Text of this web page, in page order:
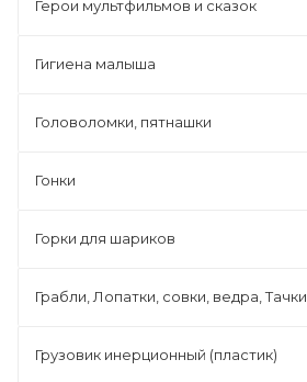
Герои мультфильмов и сказок
Гигиена малыша
Головоломки, пятнашки
Гонки
Горки для шариков
Грабли, Лопатки, совки, ведра, Тачки
Грузовик инерционный (пластик)